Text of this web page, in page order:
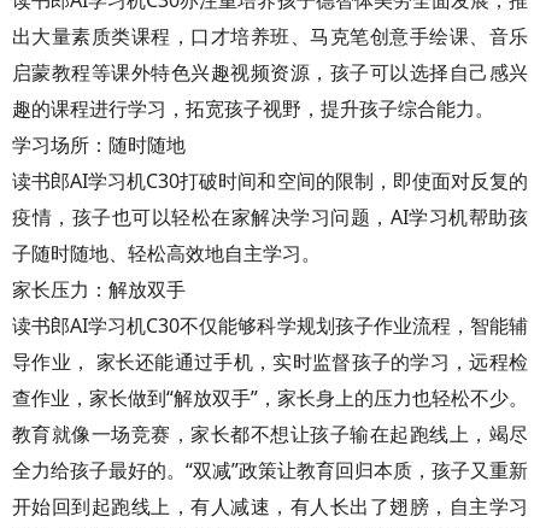
出大量素质类课程，口才培养班、马克笔创意手绘课、音乐
启蒙教程等课外特色兴趣视频资源，孩子可以选择自己感兴
趣的课程进行学习，拓宽孩子视野，提升孩子综合能力。
学习场所：随时随地
读书郎AI学习机C30打破时间和空间的限制，即使面对反复的
疫情，孩子也可以轻松在家解决学习问题，AI学习机帮助孩
子随时随地、轻松高效地自主学习。
家长压力：解放双手
读书郎AI学习机C30不仅能够科学规划孩子作业流程，智能辅
导作业， 家长还能通过手机，实时监督孩子的学习，远程检
查作业，家长做到“解放双手”，家长身上的压力也轻松不少。
教育就像一场竞赛，家长都不想让孩子输在起跑线上，竭尽
全力给孩子最好的。“双减”政策让教育回归本质，孩子又重新
开始回到起跑线上，有人减速，有人长出了翅膀，自主学习